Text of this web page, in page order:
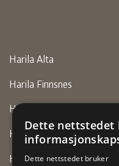
Harila Alta
Harila Finnsnes
Harila Hammerfest
Harila Motor (Alta)
Harila Motor (Vadsø)
Dette nettstedet
Dette nettstedet bruker